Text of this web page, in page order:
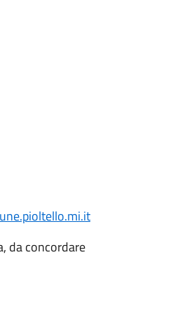
da concordare